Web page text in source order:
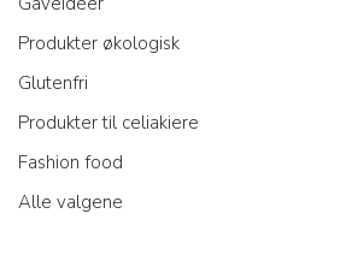
Produkter økologisk
Glutenfri
Produkter til celiakiere
Fashion food
Alle valgene